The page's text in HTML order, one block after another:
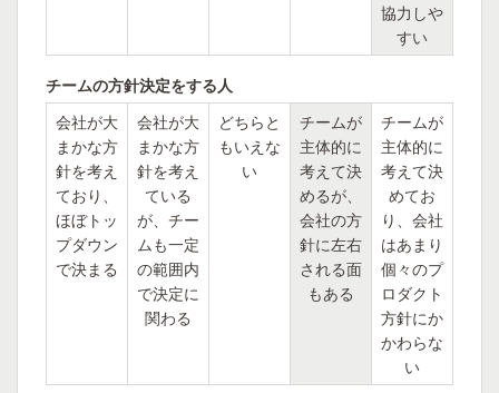
協力しや
すい
チームの方針決定をする人
会社が大
まかな方
針を考え
ており、
ほぼトッ
プダウン
で決まる
会社が大
まかな方
針を考え
ている
が、チー
ムも一定
の範囲内
で決定に
関わる
どちらと
もいえな
い
チームが
主体的に
考えて決
めるが、
会社の方
針に左右
される面
もある
チームが
主体的に
考えて決
めてお
り、会社
はあまり
個々のプ
ロダクト
方針にか
かわらな
い